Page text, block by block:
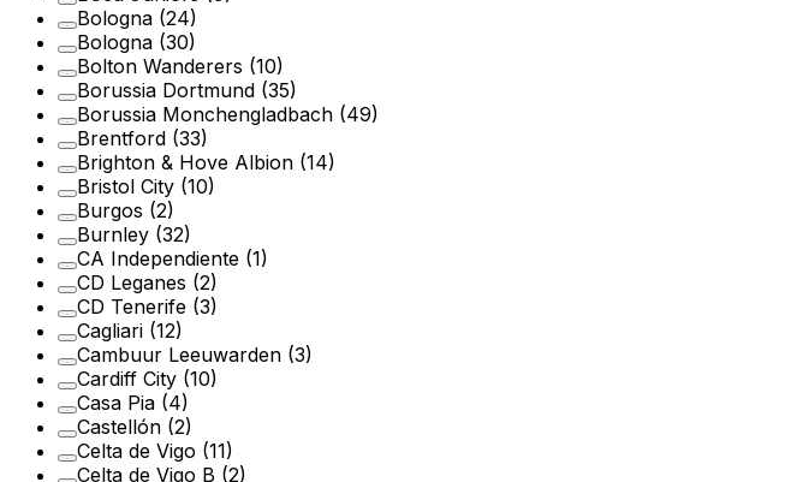
Bologna (24)
Bologna (30)
Bolton Wanderers (10)
Borussia Dortmund (35)
Borussia Monchengladbach (49)
Brentford (33)
Brighton & Hove Albion (14)
Bristol City (10)
Burgos (2)
Burnley (32)
CA Independiente (1)
CD Leganes (2)
CD Tenerife (3)
Cagliari (12)
Cambuur Leeuwarden (3)
Cardiff City (10)
Casa Pia (4)
Castellón (2)
Celta de Vigo (11)
Celta de Vigo B (2)